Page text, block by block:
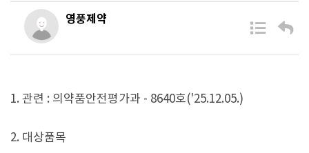
영풍제약
1. 관련 : 의약품안전평가과 - 8640호('25.12.05.)
2. 대상품목